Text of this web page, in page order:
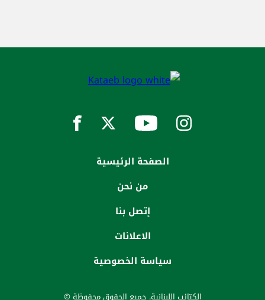
الصفحة الرئيسية
من نحن
إتصل بنا
الاعلانات
سياسة الخصوصية
الكتائب اللبنانية. جميع الحقوق محفوظة ©